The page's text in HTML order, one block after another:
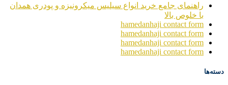
راهنمای جامع خرید انواع سیلیس میکرونیزه و پودری همدان
با خلوص بالا
hamedanhaji contact form
hamedanhaji contact form
hamedanhaji contact form
hamedanhaji contact form
دسته‌ها